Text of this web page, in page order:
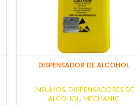
DISPENSADOR DE ALCOHOL
INSUMOS, DISPENSADORES DE
ALCOHOL, MECHANIC